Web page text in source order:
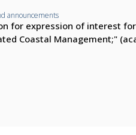
announcements
for expression of interest
Coastal Management;"